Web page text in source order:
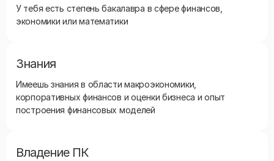
У тебя есть степень бакалавра в сфере финансов,
экономики или математики
Знания
Имеешь знания в области макроэкономики,
корпоративных финансов и оценки бизнеса и опыт
построения финансовых моделей
Владение ПК